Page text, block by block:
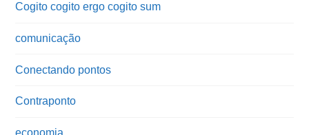
Cogito cogito ergo cogito sum
comunicação
Conectando pontos
Contraponto